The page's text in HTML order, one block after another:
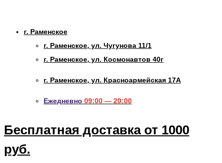
г. Раменское
г. Раменское, ул. Чугунова 11/1
г. Раменское, ул. Космонавтов 40г
г. Раменское, ул. Красноармейская 17А
Ежедневно 09:00 — 20:00
Бесплатная доставка от 1000
руб.